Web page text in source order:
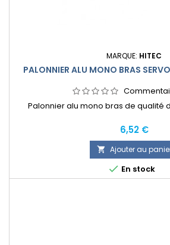
MARQUE: HITEC
PALONNIER ALU MONO BRAS
Palonnier alu mono bras de qualité
Prix
6,52 €
 Ajouter au
 En stock